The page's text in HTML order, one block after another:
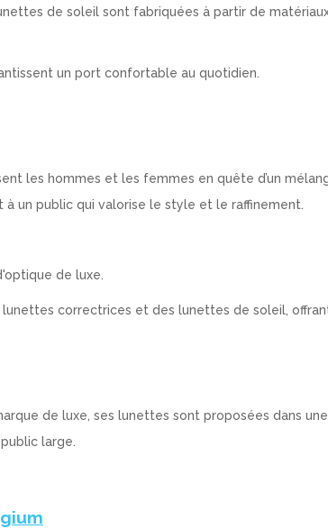
de soleil sont fabriquées à partir de
un port confortable au quotidien.
les hommes et les femmes en quête d’un
à un public qui valorise le style et le raffinement.
de luxe.
correctrices et des lunettes de soleil,
de luxe, ses lunettes sont proposées dans
large.